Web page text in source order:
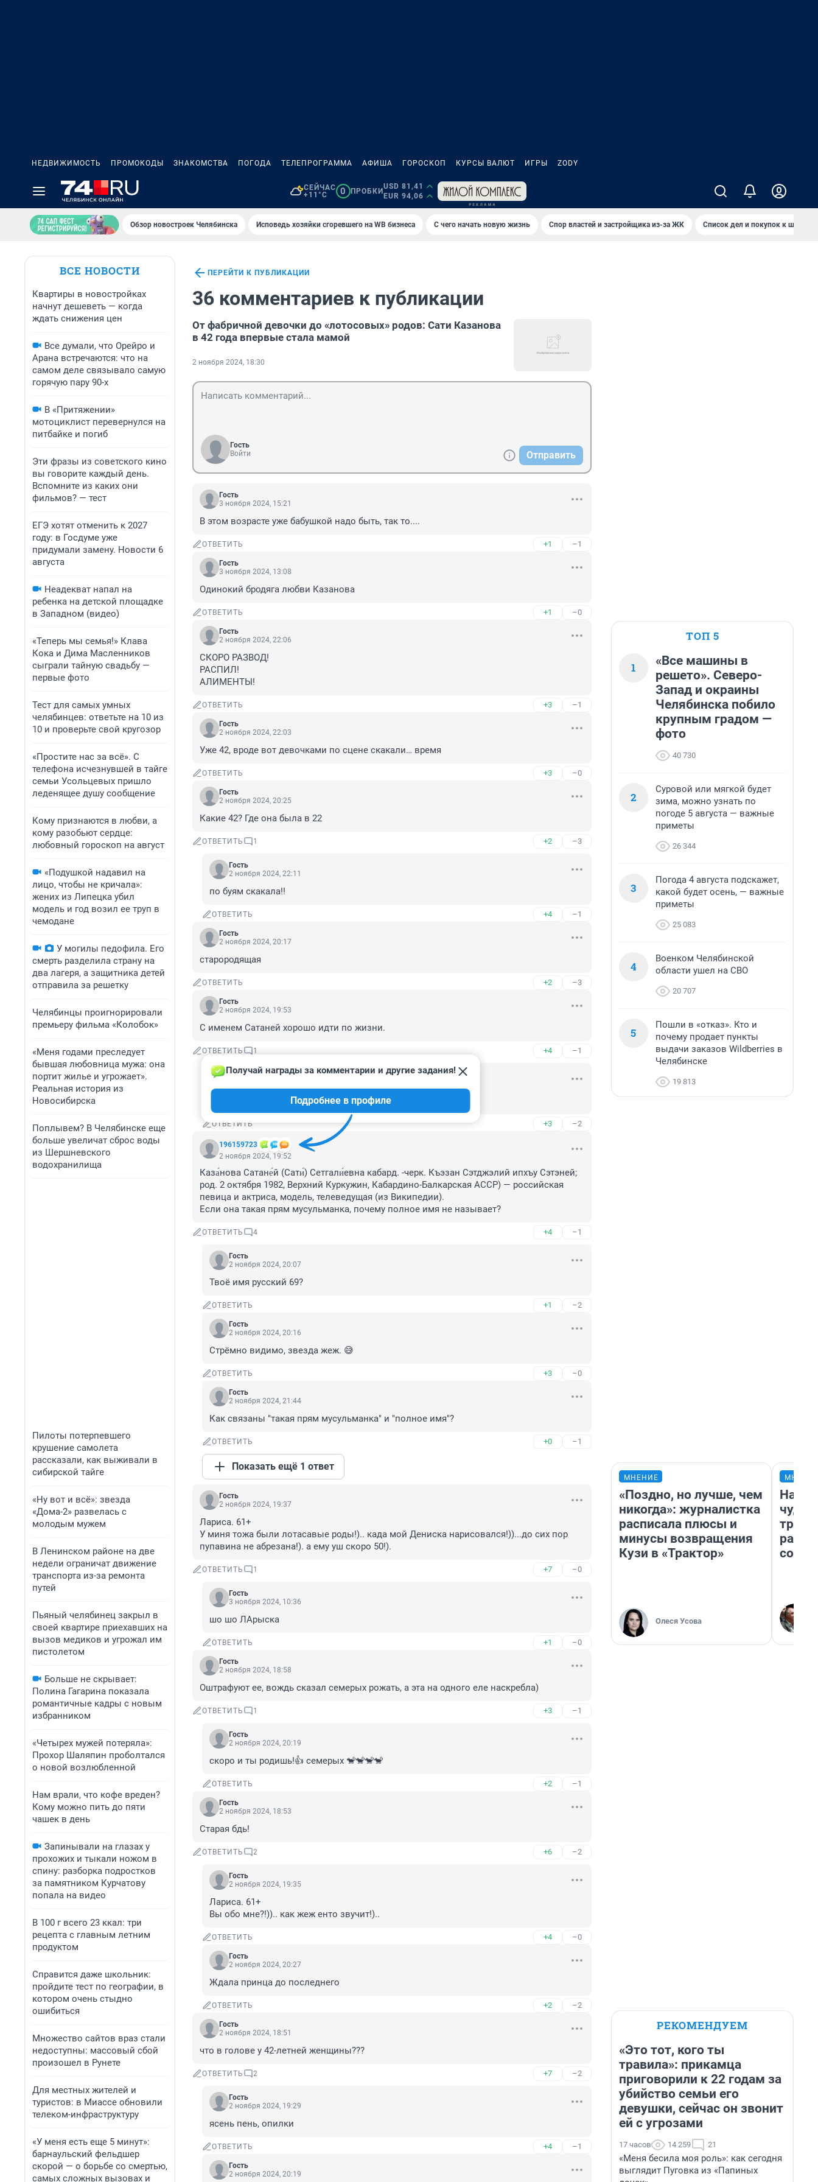
НЕДВИЖИМОСТЬ ПРОМОКОДЫ ЗНАКОМСТВА ПОГОДА ТЕЛЕПРОГРАММА АФИША ГОРОСКОП КУРСЫ ВАЛЮТ ИГРЫ ZODY
СЕЙЧАС
+11°C
0 ПРОБКИ
USD 81,41
EUR 94,06
Обзор новостроек Челябинска Исповедь хозяйки сгоревшего на WB бизнеса С чего начать новую жизнь Спор властей и застройщика из-за ЖК Список дел и покупок к школе
ВСЕ НОВОСТИ
Квартиры в новостройках
начнут дешеветь — когда
ждать снижения цен
Все думали, что Орейро и
Арана встречаются: что на
самом деле связывало самую
горячую пару 90-х
В «Притяжении»
мотоциклист перевернулся на
питбайке и погиб
Эти фразы из советского кино
вы говорите каждый день.
Вспомните из каких они
фильмов? — тест
ЕГЭ хотят отменить к 2027
году: в Госдуме уже
придумали замену. Новости 6
августа
Неадекват напал на
ребенка на детской площадке
в Западном (видео)
«Теперь мы семья!» Клава
Кока и Дима Масленников
сыграли тайную свадьбу —
первые фото
Тест для самых умных
челябинцев: ответьте на 10 из
10 и проверьте свой кругозор
«Простите нас за всё». С
телефона исчезнувшей в тайге
семьи Усольцевых пришло
леденящее душу сообщение
Кому признаются в любви, а
кому разобьют сердце:
любовный гороскоп на август
«Подушкой надавил на
лицо, чтобы не кричала»:
жених из Липецка убил
модель и год возил ее труп в
чемодане
У могилы педофила. Его
смерть разделила страну на
два лагеря, а защитника детей
отправила за решетку
Челябинцы проигнорировали
премьеру фильма «Колобок»
«Меня годами преследует
бывшая любовница мужа: она
портит жилье и угрожает».
Реальная история из
Новосибирска
Поплывем? В Челябинске еще
больше увеличат сброс воды
из Шершневского
водохранилища
Пилоты потерпевшего
крушение самолета
рассказали, как выживали в
сибирской тайге
«Ну вот и всё»: звезда
«Дома-2» развелась с
молодым мужем
В Ленинском районе на две
недели ограничат движение
транспорта из-за ремонта
путей
Пьяный челябинец закрыл в
своей квартире приехавших на
вызов медиков и угрожал им
пистолетом
Больше не скрывает:
Полина Гагарина показала
романтичные кадры с новым
избранником
«Четырех мужей потеряла»:
Прохор Шаляпин проболтался
о новой возлюбленной
Нам врали, что кофе вреден?
Кому можно пить до пяти
чашек в день
Запинывали на глазах у
прохожих и тыкали ножом в
спину: разборка подростков
за памятником Курчатову
попала на видео
В 100 г всего 23 ккал: три
рецепта с главным летним
продуктом
Справится даже школьник:
пройдите тест по географии, в
котором очень стыдно
ошибиться
Множество сайтов враз стали
недоступны: массовый сбой
произошел в Рунете
Для местных жителей и
туристов: в Миассе обновили
телеком-инфраструктуру
«У меня есть еще 5 минут»:
барнаульский фельдшер
скорой — о борьбе со смертью,
самых сложных вызовах и
ПЕРЕЙТИ К ПУБЛИКАЦИИ
36 комментариев к публикации
От фабричной девочки до «лотосовых» родов: Сати Казанова
в 42 года впервые стала мамой
2 ноября 2024, 18:30
Гость
Войти
Отправить
Гость
3 ноября 2024, 15:21
В этом возрасте уже бабушкой надо быть, так то....
ОТВЕТИТЬ +1 –1
Гость
3 ноября 2024, 13:08
Одинокий бродяга любви Казанова
ОТВЕТИТЬ +1 –0
Гость
2 ноября 2024, 22:06
СКОРО РАЗВОД!
РАСПИЛ!
АЛИМЕНТЫ!
ОТВЕТИТЬ +3 –1
Гость
2 ноября 2024, 22:03
Уже 42, вроде вот девочками по сцене скакали… время
ОТВЕТИТЬ +3 –0
Гость
2 ноября 2024, 20:25
Какие 42? Где она была в 22
ОТВЕТИТЬ 1 +2 –3
Гость
2 ноября 2024, 22:11
по буям скакала!!
ОТВЕТИТЬ +4 –1
Гость
2 ноября 2024, 20:17
старородящая
ОТВЕТИТЬ +2 –3
Гость
2 ноября 2024, 19:53
С именем Сатаней хорошо идти по жизни.
ОТВЕТИТЬ 1 +4 –1
Гость
Хорошо идёшь серГей?
ОТВЕТИТЬ +3 –2
196159723
Получай награды за комментарии и другие задания!
Подробнее в профиле
2 ноября 2024, 19:52
Каза́нова Сатане́й (Сати́) Сетгали́евна кабард. -черк. Къэзан Сэтджэлий ипхъу Сэтэней;
род. 2 октября 1982, Верхний Куркужин, Кабардино-Балкарская АССР) — российская
певица и актриса, модель, телеведущая (из Википедии).
Если она такая прям мусульманка, почему полное имя не называет?
ОТВЕТИТЬ 4 +4 –1
Гость
2 ноября 2024, 20:07
Твоё имя русский 69?
ОТВЕТИТЬ +1 –2
Гость
2 ноября 2024, 20:16
Стрёмно видимо, звезда жеж. 😅
ОТВЕТИТЬ +3 –0
Гость
2 ноября 2024, 21:44
Как связаны "такая прям мусульманка" и "полное имя"?
ОТВЕТИТЬ +0 –1
Показать ещё 1 ответ
Гость
2 ноября 2024, 19:37
Лариса. 61+
У миня тожа были лотасавые роды!).. када мой Дениска нарисовался!))...до сих пор
пупавина не абрезана!). а ему уш скоро 50!).
ОТВЕТИТЬ 1 +7 –0
Гость
3 ноября 2024, 10:36
шо шо ЛАрыска
ОТВЕТИТЬ +1 –0
Гость
2 ноября 2024, 18:58
Оштрафуют ее, вождь сказал семерых рожать, а эта на одного еле наскребла)
ОТВЕТИТЬ 1 +3 –1
Гость
2 ноября 2024, 20:19
скоро и ты родишь!👍 семерых 🐒🐒🐒🐒
ОТВЕТИТЬ +2 –1
Гость
2 ноября 2024, 18:53
Старая бдь!
ОТВЕТИТЬ 2 +6 –2
Гость
2 ноября 2024, 19:35
Лариса. 61+
Вы обо мне?!)).. как жеж енто звучит!)..
ОТВЕТИТЬ +4 –0
Гость
2 ноября 2024, 20:27
Ждала принца до последнего
ОТВЕТИТЬ +2 –2
Гость
2 ноября 2024, 18:51
что в голове у 42-летней женщины???
ОТВЕТИТЬ 2 +7 –2
Гость
2 ноября 2024, 19:29
ясень пень, опилки
ОТВЕТИТЬ +4 –1
Гость
2 ноября 2024, 20:19
ТОП 5
1
«Все машины в
решето». Северо-
Запад и окраины
Челябинска побило
крупным градом —
фото
40 730
2
Суровой или мягкой будет
зима, можно узнать по
погоде 5 августа — важные
приметы
26 344
3
Погода 4 августа подскажет,
какой будет осень, — важные
приметы
25 083
4
Военком Челябинской
области ушел на СВО
20 707
5
Пошли в «отказ». Кто и
почему продает пункты
выдачи заказов Wildberries в
Челябинске
19 813
МНЕНИЕ
«Поздно, но лучше, чем
никогда»: журналистка
расписала плюсы и
минусы возвращения
Кузи в «Трактор»
Олеся Усова
РЕКОМЕНДУЕМ
«Это тот, кого ты
травила»: прикамца
приговорили к 22 годам за
убийство семьи его
девушки, сейчас он звонит
ей с угрозами
17 часов 14 259 21
«Меня бесила моя роль»: как сегодня
выглядит Пуговка из «Папиных